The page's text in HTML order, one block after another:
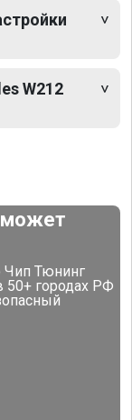
W212
может
Чип Тюнинг
50+ городах РФ